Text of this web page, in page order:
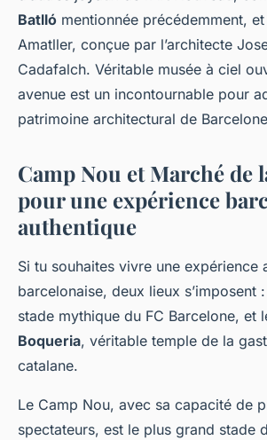
Batlló mentionnée précédemment,
Amatller, conçue par l’architecte
Cadafalch. Véritable musée à ciel
avenue est un incontournable pour
patrimoine architectural de
Camp Nou et Marché de
pour une expérience
authentique
Si tu souhaites vivre une expérience
barcelonaise, deux lieux s’imposent
stade mythique du FC Barcelone, et
Boqueria, véritable temple de la
catalane.
Le Camp Nou, avec sa capacité de
spectateurs, est le plus grand stade